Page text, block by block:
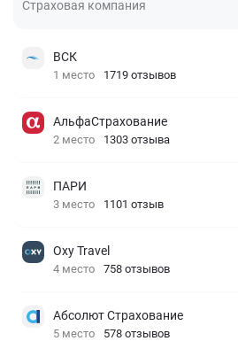
Страховая компания
ВСК
1 место 1719 отзывов
АльфаСтрахование
2 место 1303 отзыва
ПАРИ
3 место 1101 отзыв
Oxy Travel
4 место 758 отзывов
Абсолют Страхование
5 место 578 отзывов